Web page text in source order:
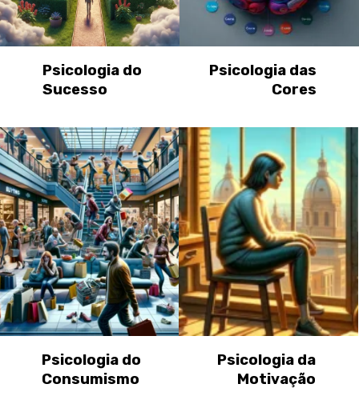
Psicologia do
Sucesso
Psicologia das
Cores
Psicologia do
Consumismo
Psicologia da
Motivação